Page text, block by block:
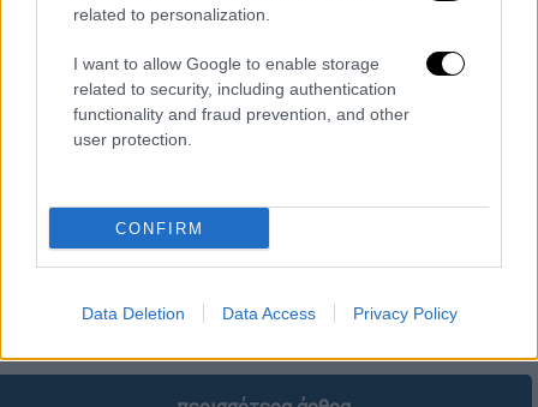
related to personalization.
I want to allow Google to enable storage
related to security, including authentication
functionality and fraud prevention, and other
user protection.
CONFIRM
Data Deletion Data Access Privacy Policy
Κόσμος|03.03.2026 23:30
αεροσκάφους στο Λος Άντζελες - Τι
έγινε
12 μέλη πληρώματος